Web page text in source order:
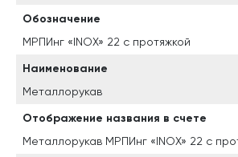
Обозначение
МРПИнг «INOX» 22 с протяжкой
Наименование
Металлорукав
Отображение названия в счете
Металлорукав МРПИнг «INOX» 22 с